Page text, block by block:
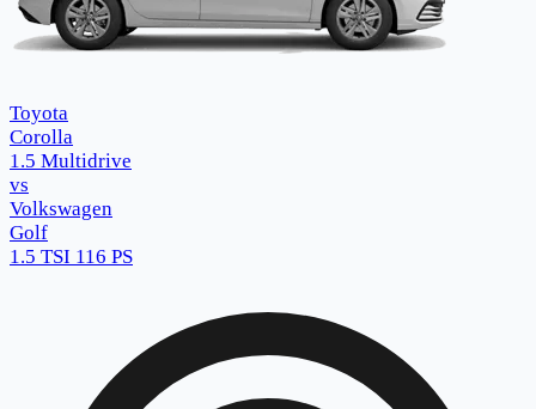
Toyota
Corolla
1.5 Multidrive
vs
Volkswagen
Golf
1.5 TSI 116 PS